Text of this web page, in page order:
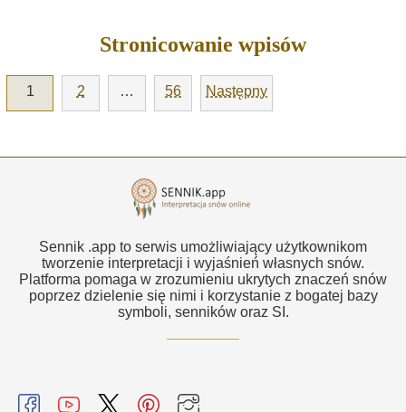
Stronicowanie wpisów
1 2 … 56 Następny
Sennik .app to serwis umożliwiający użytkownikom
tworzenie interpretacji i wyjaśnień własnych snów.
Platforma pomaga w zrozumieniu ukrytych znaczeń snów
poprzez dzielenie się nimi i korzystanie z bogatej bazy
symboli, senników oraz SI.